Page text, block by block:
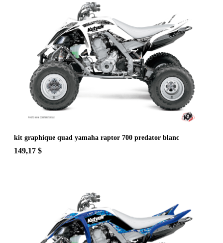
kit graphique quad yamaha raptor 700 predator blanc
149,17 $